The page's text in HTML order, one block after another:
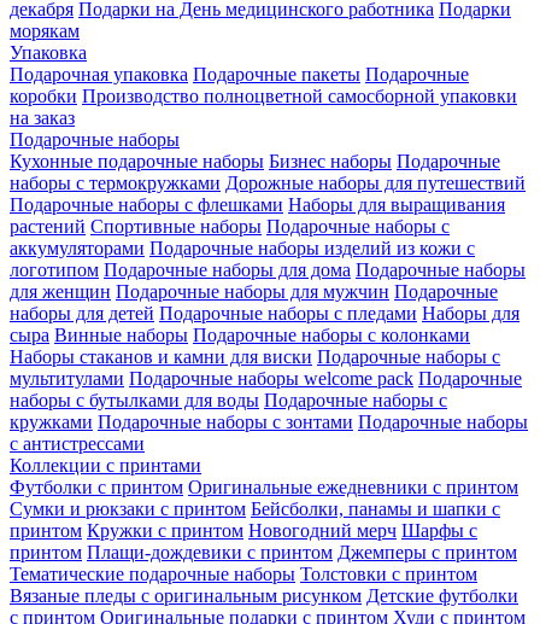
декабря Подарки на День медицинского работника Подарки
морякам
Упаковка
Подарочная упаковка Подарочные пакеты Подарочные
коробки Производство полноцветной самосборной упаковки
на заказ
Подарочные наборы
Кухонные подарочные наборы Бизнес наборы Подарочные
наборы с термокружками Дорожные наборы для путешествий
Подарочные наборы с флешками Наборы для выращивания
растений Спортивные наборы Подарочные наборы с
аккумуляторами Подарочные наборы изделий из кожи с
логотипом Подарочные наборы для дома Подарочные наборы
для женщин Подарочные наборы для мужчин Подарочные
наборы для детей Подарочные наборы с пледами Наборы для
сыра Винные наборы Подарочные наборы с колонками
Наборы стаканов и камни для виски Подарочные наборы с
мультитулами Подарочные наборы welcome pack Подарочные
наборы с бутылками для воды Подарочные наборы с
кружками Подарочные наборы с зонтами Подарочные наборы
с антистрессами
Коллекции с принтами
Футболки с принтом Оригинальные ежедневники с принтом
Сумки и рюкзаки с принтом Бейсболки, панамы и шапки с
принтом Кружки с принтом Новогодний мерч Шарфы с
принтом Плащи-дождевики с принтом Джемперы с принтом
Тематические подарочные наборы Толстовки с принтом
Вязаные пледы с оригинальным рисунком Детские футболки
с принтом Оригинальные подарки с принтом Худи с принтом